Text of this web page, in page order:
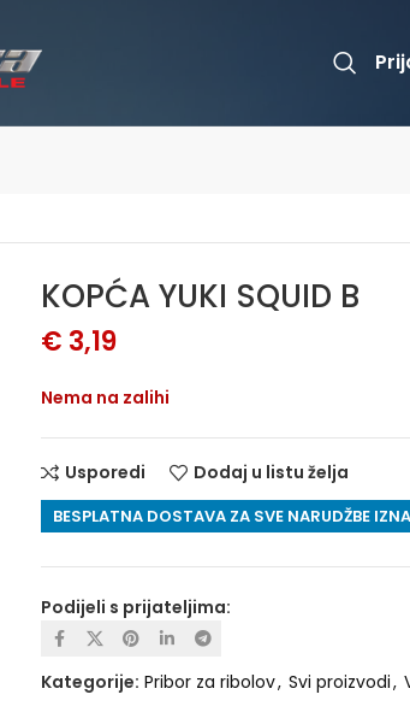
KOPĆA YUKI SQUID B
€ 3,19
Nema na zalihi
Usporedi Dodaj u listu želja
BESPLATNA DOSTAVA ZA SVE NARUDŽBE
Podijeli s prijateljima:
Kategorije: Pribor za ribolov, Svi proizvodi,